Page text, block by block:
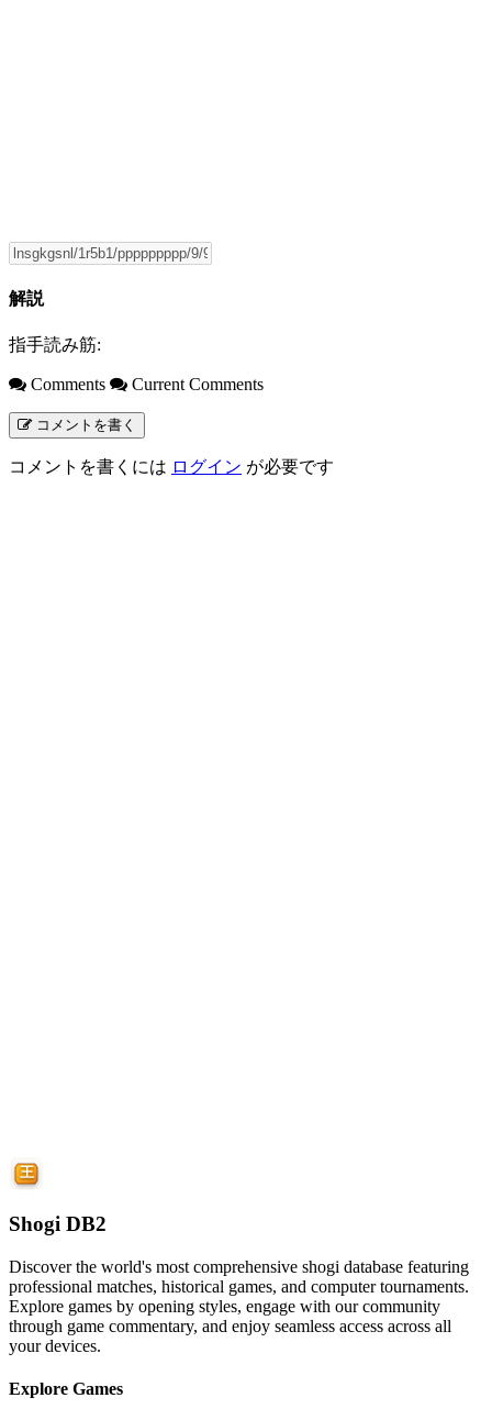
解説
指手読み筋:
Comments Current Comments
コメントを書く
コメントを書くには ログイン が必要です
Shogi DB2
Discover the world's most comprehensive shogi database featuring
professional matches, historical games, and computer tournaments.
Explore games by opening styles, engage with our community
through game commentary, and enjoy seamless access across all
your devices.
Explore Games